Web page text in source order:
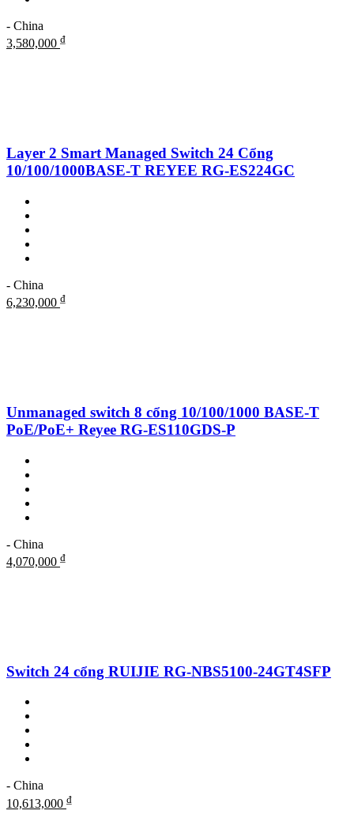
- China
3,580,000 ₫
Layer 2 Smart Managed Switch 24 Cổng
10/100/1000BASE-T REYEE RG-ES224GC
- China
6,230,000 ₫
Unmanaged switch 8 cổng 10/100/1000 BASE-T
PoE/PoE+ Reyee RG-ES110GDS-P
- China
4,070,000 ₫
Switch 24 cổng RUIJIE RG-NBS5100-24GT4SFP
- China
10,613,000 ₫